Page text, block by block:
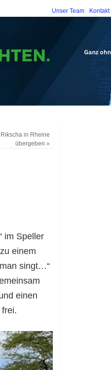
Unser Team Kontakt
in Rheine
übergeben»
im Speller
einem
singt…“
einen